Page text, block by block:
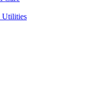
Utilities